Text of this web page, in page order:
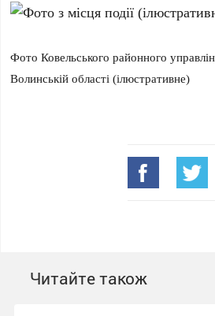
Фото Ковельського районного
Волинській області (ілюстративне)
Читайте також